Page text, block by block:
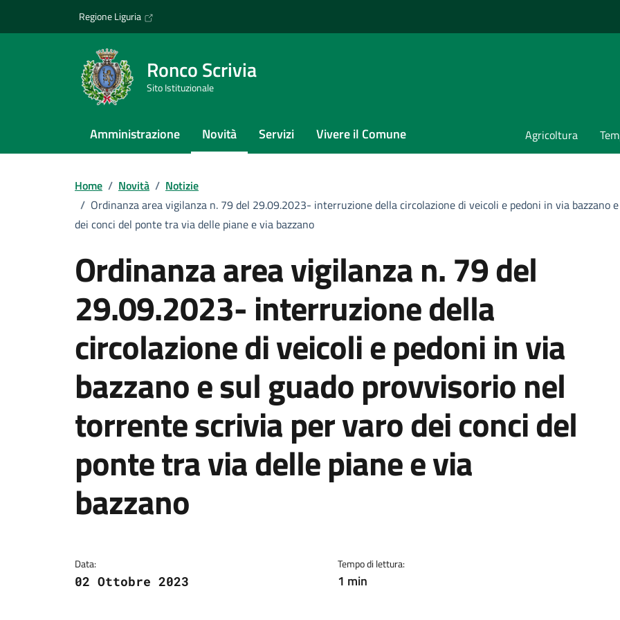
Regione Liguria
Ronco Scrivia
Sito Istituzionale
Amministrazione Novità Servizi Vivere il Comune Agricoltura
Home / Novità / Notizie
/ Ordinanza area vigilanza n. 79 del 29.09.2023- interruzione della circolazione di veicoli e pedoni in via
dei conci del ponte tra via delle piane e via bazzano
Ordinanza area vigilanza n. 79 del
29.09.2023- interruzione della
circolazione di veicoli e pedoni in via
bazzano e sul guado provvisorio nel
torrente scrivia per varo dei conci del
ponte tra via delle piane e via
bazzano
Data:
02 Ottobre 2023
Tempo di lettura:
1 min